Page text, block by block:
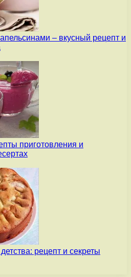
– вкусный рецепт и
приготовления и
рецепт и секреты